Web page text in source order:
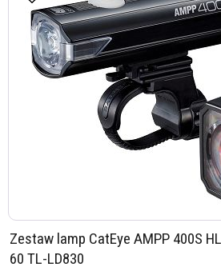
Zestaw lamp CatEye AMPP 400S
60 TL-LD830